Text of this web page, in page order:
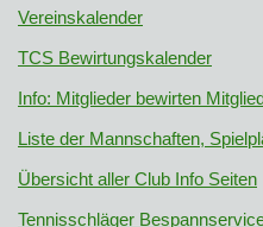
Vereinskalender
TCS Bewirtungskalender
Info: Mitglieder bewirten
Liste der Mannschaften,
Übersicht aller Club Info Seiten
Tennisschläger